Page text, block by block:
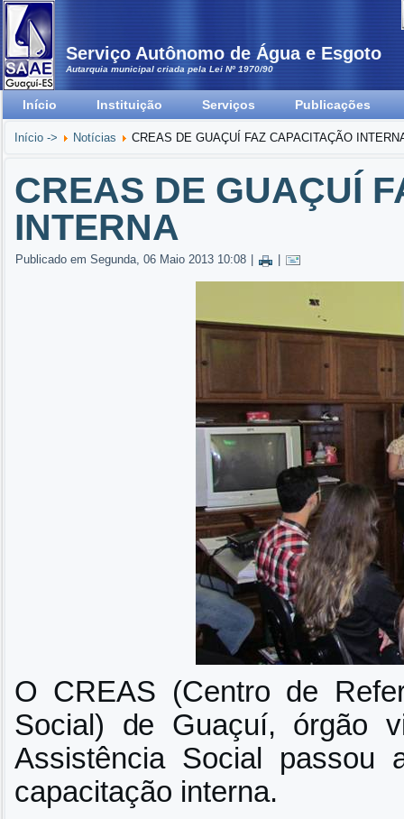
Serviço Autônomo de Água e Esgoto
Autarquia municipal criada pela Lei Nº 1970/90
Início Instituição Serviços Publicações
Início -> Notícias CREAS DE GUAÇUÍ FAZ CAPACITAÇÃO
CREAS DE GUAÇUÍ
INTERNA
Publicado em Segunda, 06 Maio 2013 10:08
O CREAS (Centro de
Social) de Guaçuí, órgão
Assistência Social passou
capacitação interna.